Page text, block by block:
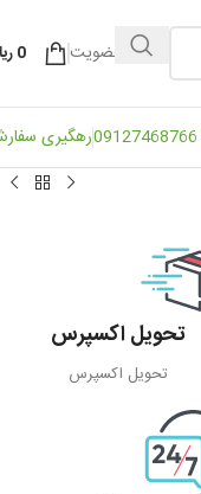
ورود / عضویت 0
رهگیری
تحویل اکسپرس
تحویل اکسپرس